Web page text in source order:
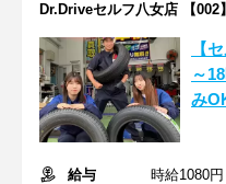
Dr.Driveセルフ八女店 【002】
【
～
み
給与
時給1080